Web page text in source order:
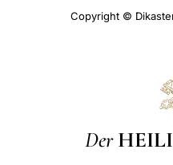
Copyright ©
Der